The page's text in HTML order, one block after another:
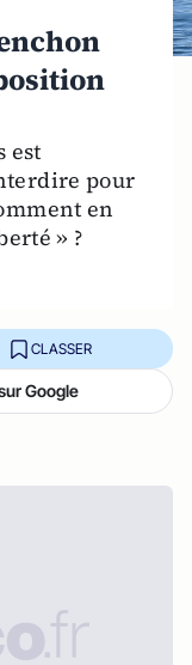
est
pour
en
» ?
CLASSER
Google